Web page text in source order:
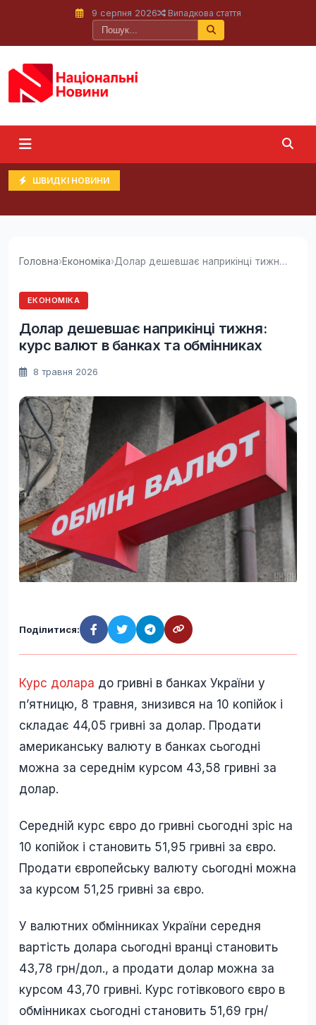
9 серпня 2026 Випадкова стаття
ШВИДКІ НОВИНИ
Головна›Економіка› Долар дешевшає наприкінці тижня: курс валют в...
ЕКОНОМІКА
Долар дешевшає наприкінці тижня:
курс валют в банках та обмінниках
8 травня 2026
Поділитися:
Курс долара до гривні в банках України у
п’ятницю, 8 травня, знизився на 10 копійок і
складає 44,05 гривні за долар. Продати
американську валюту в банках сьогодні
можна за середнім курсом 43,58 гривні за
долар.
Середній курс євро до гривні сьогодні зріс на
10 копійок і становить 51,95 гривні за євро.
Продати європейську валюту сьогодні можна
за курсом 51,25 гривні за євро.
У валютних обмінниках України середня
вартість долара сьогодні вранці становить
43,78 грн/дол., а продати долар можна за
курсом 43,70 гривні. Курс готівкового євро в
обмінниках сьогодні становить 51,69 грн/